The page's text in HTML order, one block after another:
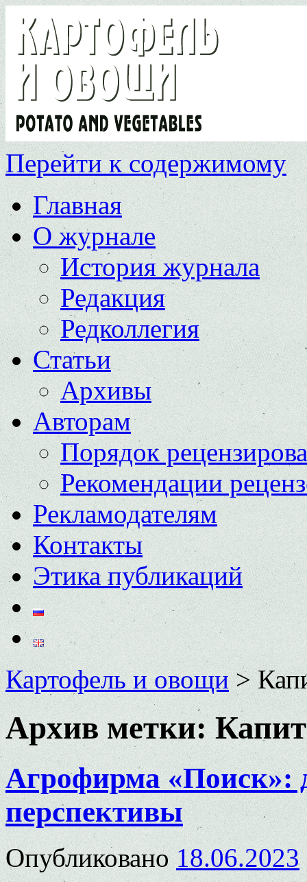
Перейти к содержимому
Главная
О журнале
История журнала
Редакция
Редколлегия
Статьи
Архивы
Авторам
Порядок
Рекомендации
Рекламодателям
Контакты
Этика публикаций
Картофель и овощи>
Архив метки:
Агрофирма «Поиск»:
перспективы
Опубликовано 18.06.2023